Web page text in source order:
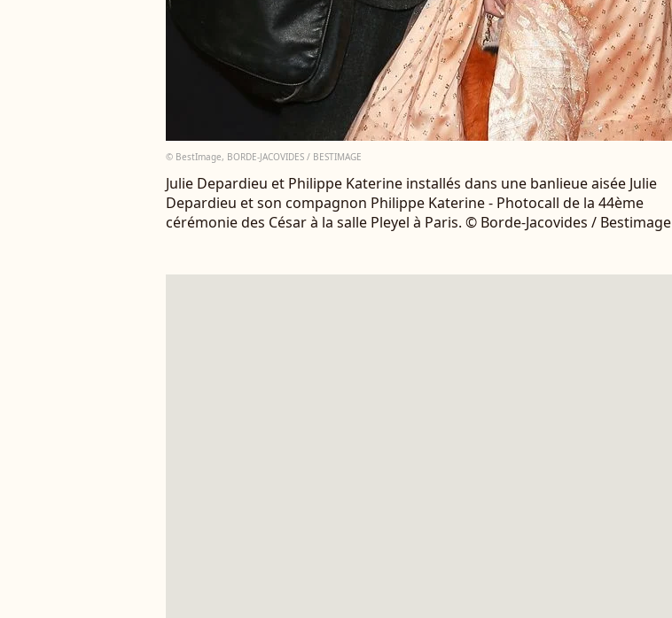
© BestImage, BORDE-JACOVIDES / BESTIMAGE
Julie Depardieu et Philippe Katerine installés dans une banlieue aisée Julie
Depardieu et son compagnon Philippe Katerine - Photocall de la 44ème
cérémonie des César à la salle Pleyel à Paris. © Borde-Jacovides / Bestimage